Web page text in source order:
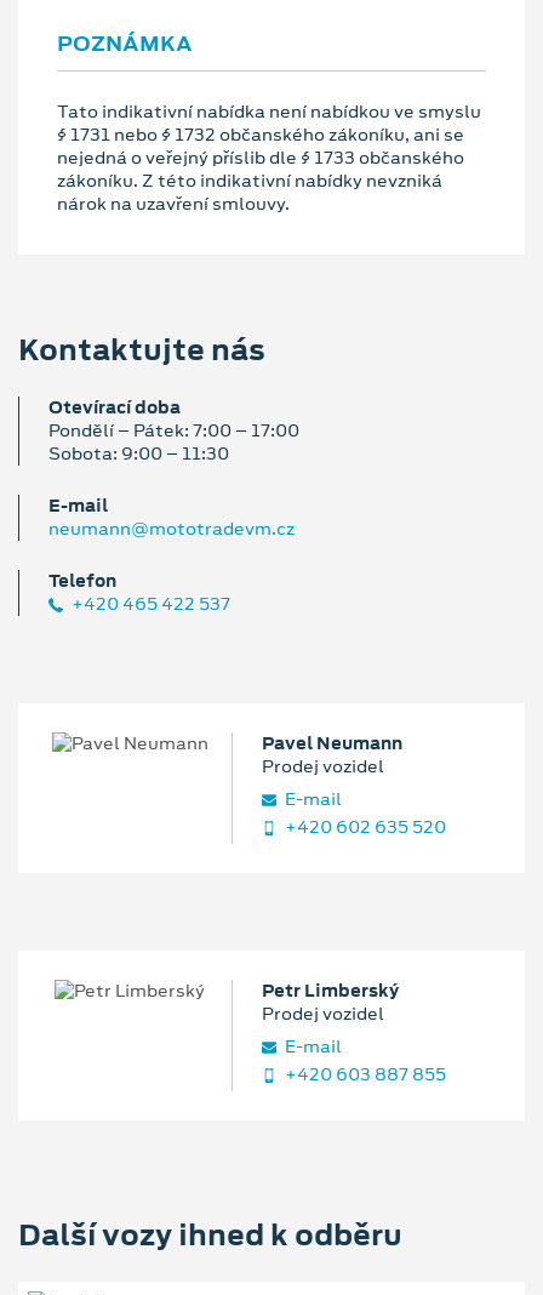
POZNÁMKA
Tato indikativní nabídka není nabídkou ve smyslu
§ 1731 nebo § 1732 občanského zákoníku, ani se
nejedná o veřejný příslib dle § 1733 občanského
zákoníku. Z této indikativní nabídky nevzniká
nárok na uzavření smlouvy.
Kontaktujte nás
Otevírací doba
Pondělí – Pátek: 7:00 – 17:00
Sobota: 9:00 – 11:30
E‑mail
neumann@mototradevm.cz
Telefon
+420 465 422 537
Pavel Neumann
Prodej vozidel
E‑mail
+420 602 635 520
Petr Limberský
Prodej vozidel
E‑mail
+420 603 887 855
Další vozy ihned k odběru